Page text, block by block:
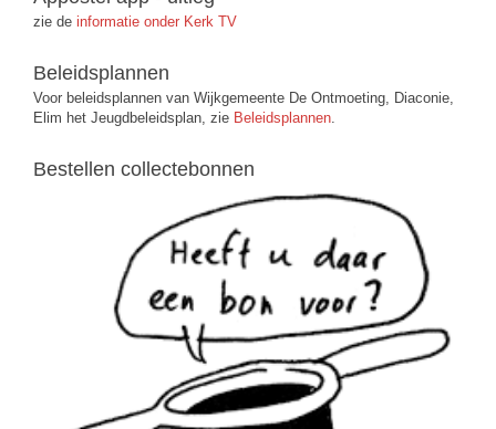
zie de informatie onder Kerk TV
Beleidsplannen
Voor beleidsplannen van Wijkgemeente De Ontmoeting, Diaconie,
Elim het Jeugdbeleidsplan, zie Beleidsplannen
Bestellen collectebonnen